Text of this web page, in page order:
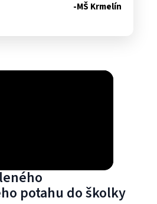
-MŠ Krmelín
potahu do školky